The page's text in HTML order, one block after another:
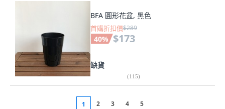
BFA 圓形花盆, 黑色
首購折扣價$289
40% $173
缺貨
(115)
1 2 3 4 5